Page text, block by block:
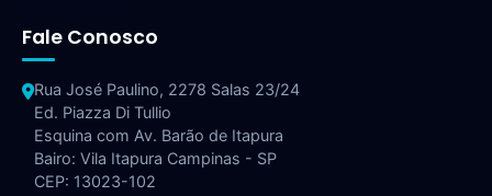
Fale Conosco
Rua José Paulino, 2278 Salas 23/24
Ed. Piazza Di Tullio
Esquina com Av. Barão de Itapura
Bairo: Vila Itapura Campinas - SP
CEP: 13023-102